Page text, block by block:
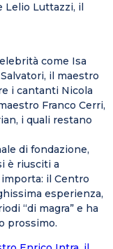
Lelio Luttazzi, il
come Isa
il maestro
i cantanti Nicola
Franco Cerri,
i quali restano
di fondazione,
è riusciti a
il Centro
esperienza,
“di magra” e ha
prossimo.